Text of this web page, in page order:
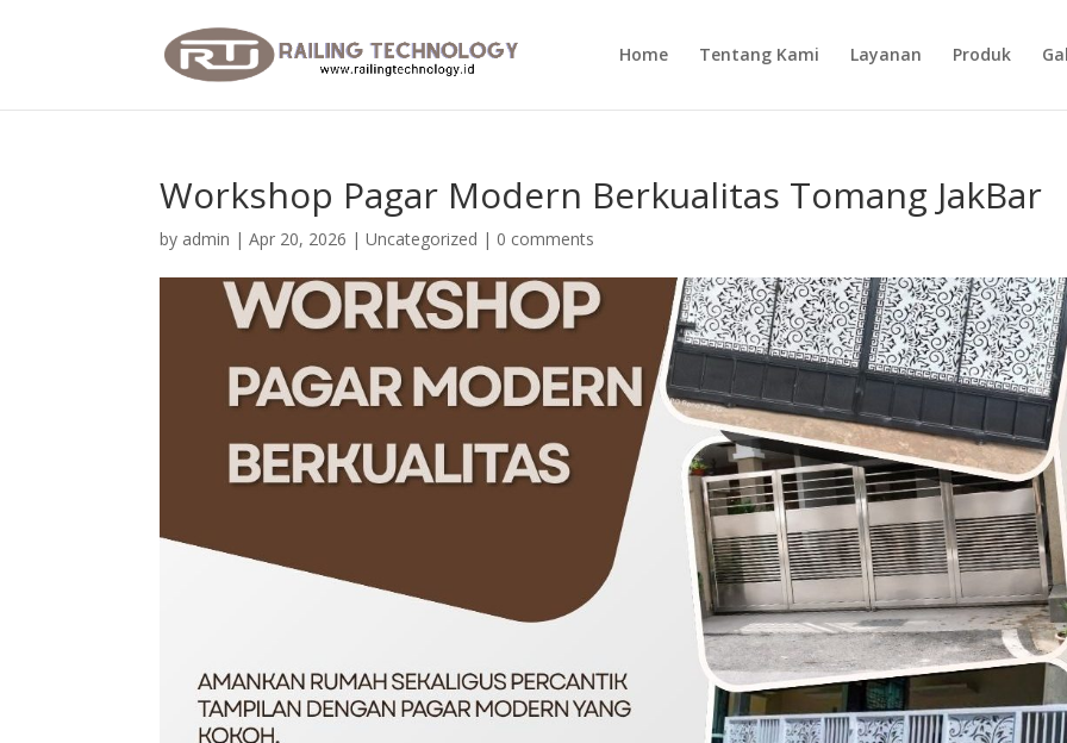
Home Tentang Kami Layanan Produk
Workshop Pagar Modern Berkualitas Tomang JakBar
by admin |Apr 20, 2026 |Uncategorized | 0 comments